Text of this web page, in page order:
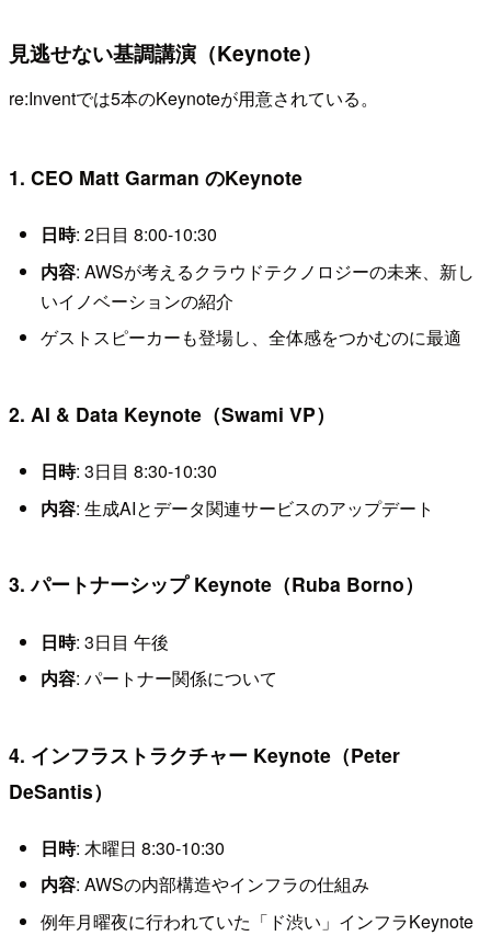
見逃せない基調講演（Keynote）
re:Inventでは5本のKeynoteが用意されている。
1. CEO Matt Garman のKeynote
日時: 2日目 8:00-10:30
内容: AWSが考えるクラウドテクノロジーの未来、新し
いイノベーションの紹介
ゲストスピーカーも登場し、全体感をつかむのに最適
2. AI & Data Keynote（Swami VP）
日時: 3日目 8:30-10:30
内容: 生成AIとデータ関連サービスのアップデート
3. パートナーシップ Keynote（Ruba Borno）
日時: 3日目 午後
内容: パートナー関係について
4. インフラストラクチャー Keynote（Peter
DeSantis）
日時: 木曜日 8:30-10:30
内容: AWSの内部構造やインフラの仕組み
例年月曜夜に行われていた「ド渋い」インフラKeynote